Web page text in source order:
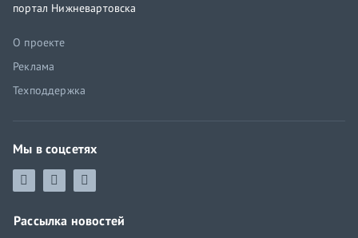
портал Нижневартовска
О проекте
Реклама
Техподдержка
Мы в соцсетях
Рассылка новостей